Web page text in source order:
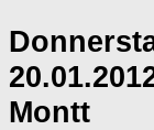
Montt